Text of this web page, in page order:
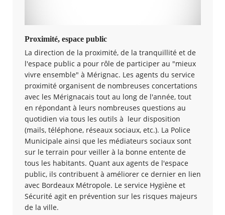
Proximité, espace public
La direction de la proximité, de la tranquillité et de
l'espace public a pour rôle de participer au "mieux
vivre ensemble" à Mérignac. Les agents du service
proximité organisent de nombreuses concertations
avec les Mérignacais tout au long de l'année, tout
en répondant à leurs nombreuses questions au
quotidien via tous les outils à leur disposition
(mails, téléphone, réseaux sociaux, etc.). La Police
Municipale ainsi que les médiateurs sociaux sont
sur le terrain pour veiller à la bonne entente de
tous les habitants. Quant aux agents de l'espace
public, ils contribuent à améliorer ce dernier en lien
avec Bordeaux Métropole. Le service Hygiène et
Sécurité agit en prévention sur les risques majeurs
de la ville.